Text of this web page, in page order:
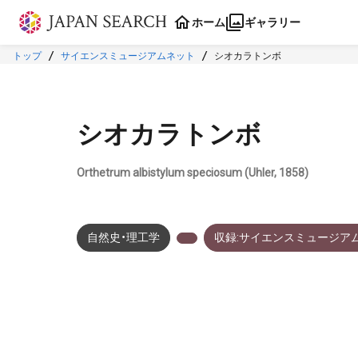
本文に飛ぶ
ホーム ギャラリー
トップ サイエンスミュージアムネット シオカラトンボ
シオカラトンボ
Orthetrum albistylum speciosum (Uhler, 1858)
自然史・理工学 収録:サイエンスミュージア